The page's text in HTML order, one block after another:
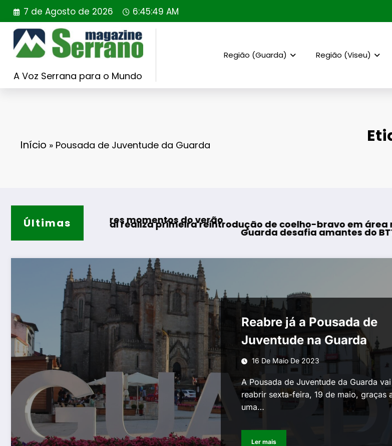
Saltar
para
conteúdo
7 de Agosto de 2026 6:45:50 AM
A Voz Serrana para o Mundo
Região (Guarda) Região (Viseu)
Início » Pousada de Juventude da Guarda
Últimas
os melhores momentos do verão
Portugal realiza primeira reintrodução de coelho-bravo em área rewilding
Guarda desafia amantes do BTT na
Reabre já a Pousada de
Juventude na Guarda
16 De Maio De 2023
A Pousada de Juventude da Guarda vai
reabrir sexta-feira, 19 de maio, graças
uma…
Ler mais